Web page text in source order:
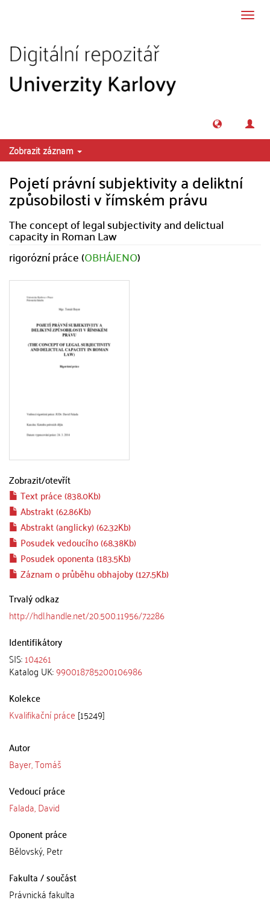
Zobrazit záznam
Pojetí právní subjektivity a deliktní
způsobilosti v římském právu
The concept of legal subjectivity and delictual
capacity in Roman Law
rigorózní práce (OBHÁJENO)
Zobrazit/otevřít
Text práce (838.0Kb)
Abstrakt (62.86Kb)
Abstrakt (anglicky) (62.32Kb)
Posudek vedoucího (68.38Kb)
Posudek oponenta (183.5Kb)
Záznam o průběhu obhajoby (127.5Kb)
Trvalý odkaz
http://hdl.handle.net/20.500.11956/72286
Identifikátory
SIS:104261
Katalog UK:990018785200106986
Kolekce
Kvalifikační práce [15249]
Autor
Bayer, Tomáš
Vedoucí práce
Falada, David
Oponent práce
Bělovský, Petr
Fakulta / součást
Právnická fakulta